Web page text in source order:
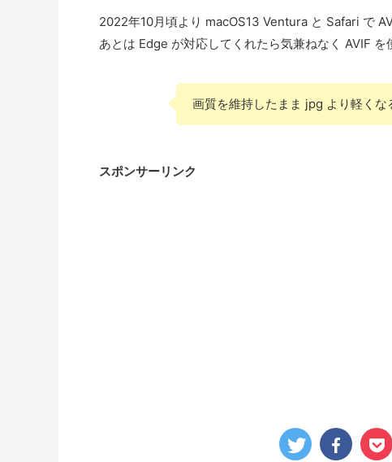
2022年10月頃より macOS13 Ventura と Safari で
あとは Edge が対応してくれたら気兼ねなく AVIF を
画質を維持したまま jpg より軽くな
スポンサーリンク